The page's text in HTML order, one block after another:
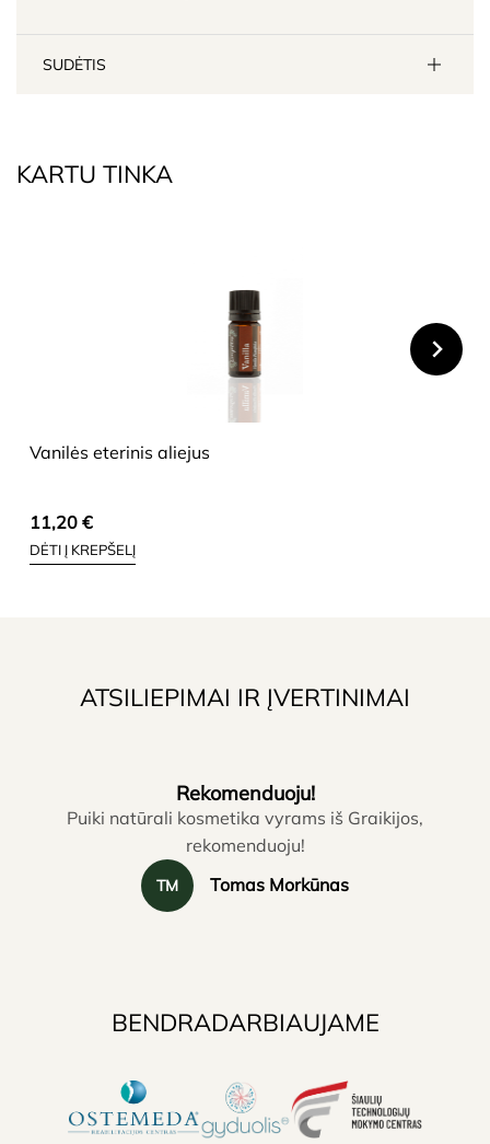
SUDĖTIS
KARTU TINKA
Vanilės eterinis aliejus
11,20 €
DĖTI Į KREPŠELĮ
ATSILIEPIMAI IR ĮVERTINIMAI
Rekomenduoju!
Puiki natūrali kosmetika vyrams iš Graikijos,
rekomenduoju!
TM Tomas Morkūnas
BENDRADARBIAUJAME